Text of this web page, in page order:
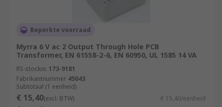
Beperkte voorraad
Myrra 6 V ac 2 Output Through Hole PCB
Transformer, EN 61558-2-6, EN 60950, UL 1585 14 VA
RS-stocknr. 173-9181
Fabrikantnummer 45043
Subtotaal (1 eenheid)
€ 15,40(excl. BTW) € 15,40/eenheid